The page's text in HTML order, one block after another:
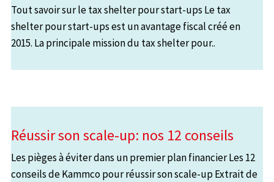
Tout savoir sur le tax shelter pour start-ups Le tax
shelter pour start-ups est un avantage fiscal créé en
2015. La principale mission du tax shelter pour..
Réussir son scale-up: nos 12 conseils
Les pièges à éviter dans un premier plan financier Les 12
conseils de Kammco pour réussir son scale-up Extrait de